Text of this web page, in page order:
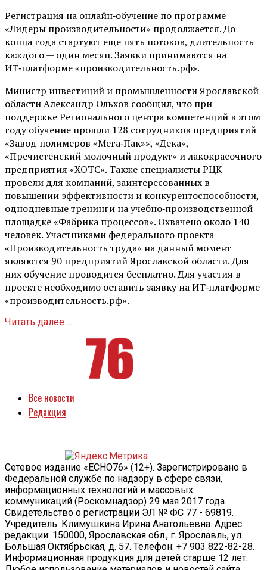
Регистрация на онлайн‑обучение по программе
«Лидеры производительности» продолжается. До
конца года стартуют еще пять потоков, длительность
каждого — один месяц. Заявки принимаются на
ИТ‑платформе «производительность.рф».
Министр инвестиций и промышленности Ярославской
области Александр Ольхов сообщил, что при
поддержке Регионального центра компетенций в этом
году обучение прошли 128 сотрудников предприятий
«Завод полимеров «Мега‑Пак»», «Дека»,
«Пречистенский молочный продукт» и лакокрасочного
предприятия «ХОТС». Также специалисты РЦК
провели для компаний, заинтересованных в
повышении эффективности и конкурентоспособности,
однодневные тренинги на учебно‑производственной
площадке «Фабрика процессов». Охвачено около 140
человек. Участниками федерального проекта
«Производительность труда» на данный момент
являются 90 предприятий Ярославской области. Для
них обучение проводится бесплатно. Для участия в
проекте необходимо оставить заявку на ИТ‑платформе
«производительность.рф».
Читать далее ...
Все новости
Редакция
Сетевое издание «ECHO76» (12+). Зарегистрировано в
Федеральной службе по надзору в сфере связи,
информационных технологий и массовых
коммуникаций (Роскомнадзор) 29 мая 2017 года.
Свидетельство о регистрации ЭЛ № ФС 77 - 69819.
Учредитель: Климушкина Ирина Анатольевна. Адрес
редакции: 150000, Ярославская обл., г. Ярославль, ул.
Большая Октябрьская, д. 57. Телефон: +7 903 822-82-28.
Информационная продукция для детей старше 12 лет.